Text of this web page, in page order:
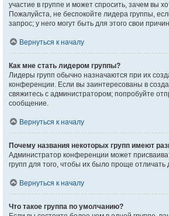
участие в группе и может спросить, зачем вы
Пожалуйста, не беспокойте лидера группы,
запрос; у него могут быть для этого свои
Вернуться к началу
Как мне стать лидером группы?
Лидеры групп обычно назначаются при их
конференции. Если вы заинтересованы в
свяжитесь с администратором; попробуйте
сообщение.
Вернуться к началу
Почему названия некоторых групп имеют
Администратор конференции может
групп для того, чтобы их было проще отличать
Вернуться к началу
Что такое группа по умолчанию?